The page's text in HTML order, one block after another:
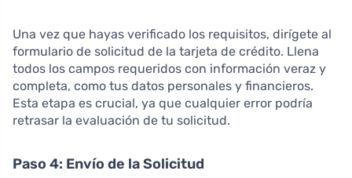
Una vez que hayas verificado los requisitos, dirígete al
formulario de solicitud de la tarjeta de crédito. Llena
todos los campos requeridos con información veraz y
completa, como tus datos personales y financieros.
Esta etapa es crucial, ya que cualquier error podría
retrasar la evaluación de tu solicitud.
Paso 4: Envío de la Solicitud